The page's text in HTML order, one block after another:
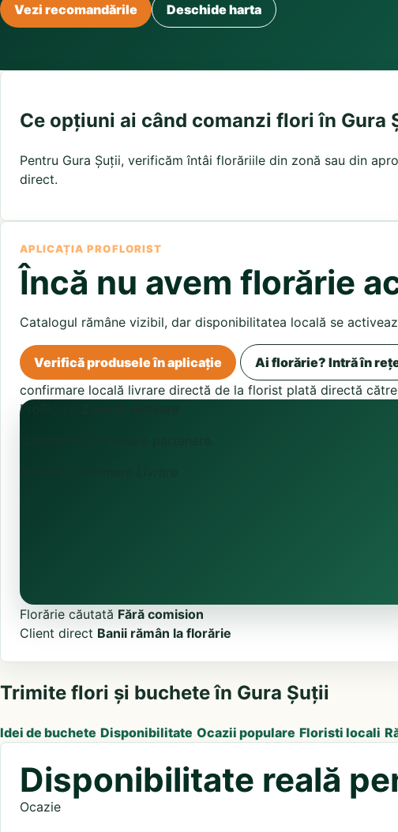
Olt
Prahova
Salaj
Valcea
Vaslui Vrancea
Buchete lalele
Buchete mixte
Buchete trandafiri galbeni
Trandafiri albastri
Vezi recomandările Deschide harta
Ce opțiuni ai când comanzi flori în Gura
Pentru Gura Șuții, verificăm întâi florăriile din zonă sau din
direct.
APLICAȚIA PROFLORIST
Încă nu avem florărie
Catalogul rămâne vizibil, dar disponibilitatea locală se
Verifică produsele în aplicație
Ai florărie? Intră în
confirmare locală livrare directă de la florist plată directă
ProFlorist
Florărie căutată Fără comision
Client direct Banii rămân la florărie
Trimite flori și buchete în Gura Șuții
Idei de buchete Disponibilitate Ocazii populare Floristi locali
Disponibilitate reală
Ocazie